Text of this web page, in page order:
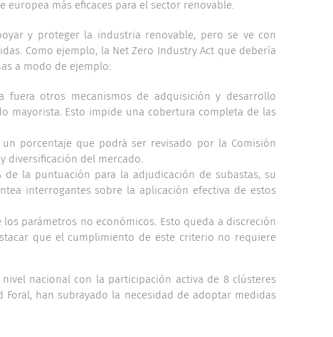
más eficaces para el sector renovable.
y proteger la industria renovable, pero se ve con
Como ejemplo, la Net Zero Industry Act que debería
a modo de ejemplo:
fuera otros mecanismos de adquisición y desarrollo
mayorista. Esto impide una cobertura completa de las
porcentaje que podrá ser revisado por la Comisión
diversificación del mercado.
la puntuación para la adjudicación de subastas, su
interrogantes sobre la aplicación efectiva de estos
parámetros no económicos. Esto queda a discreción
que el cumplimiento de este criterio no requiere
nacional con la participación activa de 8 clústeres
han subrayado la necesidad de adoptar medidas